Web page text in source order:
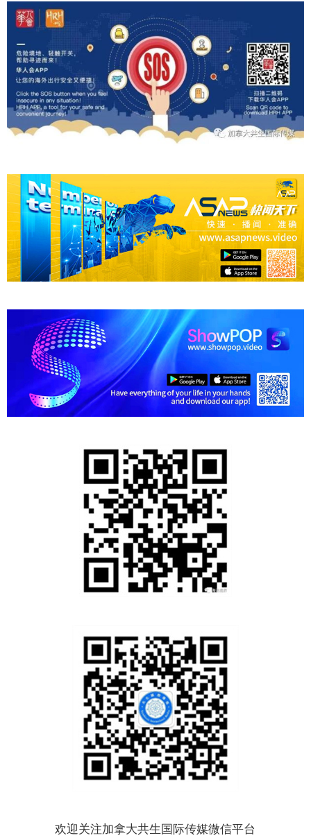
欢迎关注加拿大共生国际传媒微信平台